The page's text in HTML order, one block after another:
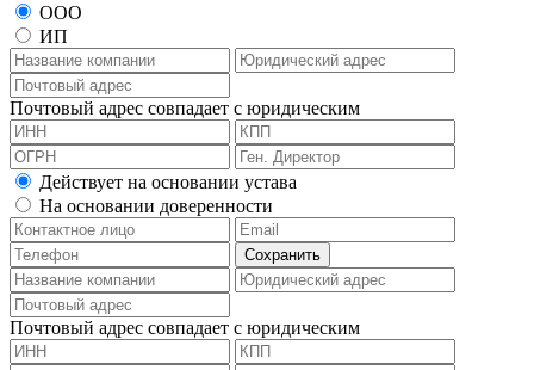
ООО
ИП
Почтовый адрес совпадает с юридическим
Действует на основании устава
На основании доверенности
Почтовый адрес совпадает с юридическим